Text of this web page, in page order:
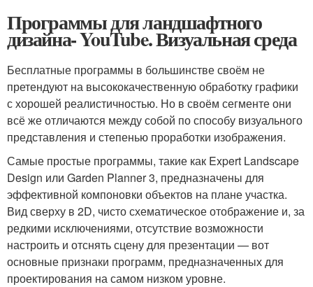
Программы для ландшафтного
дизайна- YouTube. Визуальная среда
Бесплатные программы в большинстве своём не
претендуют на высококачественную обработку графики
с хорошей реалистичностью. Но в своём сегменте они
всё же отличаются между собой по способу визуального
представления и степенью проработки изображения.
Самые простые программы, такие как Expert Landscape
Design или Garden Planner 3, предназначены для
эффективной компоновки объектов на плане участка.
Вид сверху в 2D, чисто схематическое отображение и, за
редкими исключениями, отсутствие возможности
настроить и отснять сцену для презентации — вот
основные признаки программ, предназначенных для
проектирования на самом низком уровне.